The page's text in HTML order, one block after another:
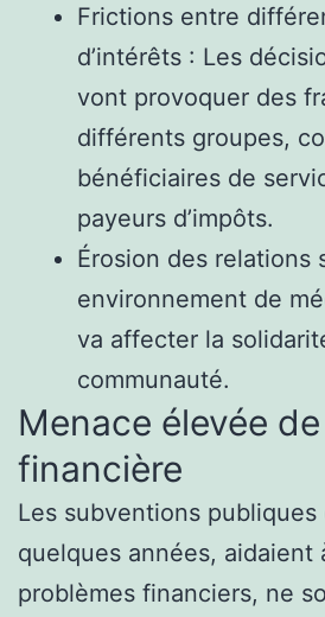
Frictions entre
d’intérêts : Les
vont provoquer des
différents groupes,
bénéficiaires de
payeurs d’impôts.
Érosion des relations
environnement de
va affecter la
communauté.
Menace élevée
financière
Les subventions publiques
quelques années, aidaient
problèmes financiers, ne